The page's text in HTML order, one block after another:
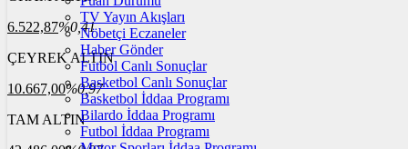
6.522,87%0,41
ÇEYREK ALTIN
10.667,00%0,97
TAM ALTIN
TV Yayın Akışları
Nöbetçi Eczaneler
Haber Gönder
Futbol Canlı Sonuçlar
Basketbol Canlı Sonuçlar
Basketbol İddaa Programı
Bilardo İddaa Programı
Futbol İddaa Programı